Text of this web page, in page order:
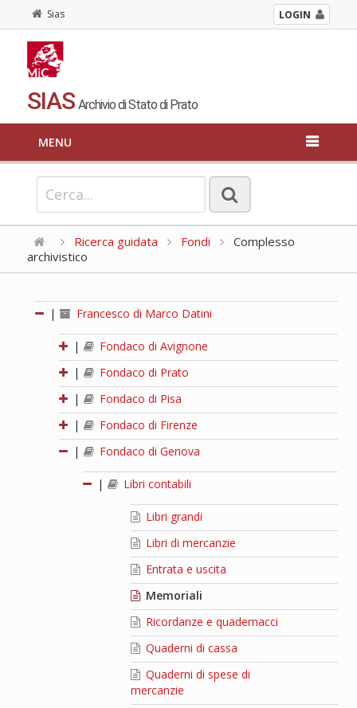
Sias LOGIN
SIAS Archivio di Stato di Prato
MENU
Ricerca guidata Fondi
Complesso
archivistico
| Francesco di Marco Datini
|
Fondaco di Avignone
|
Fondaco di Prato
|
Fondaco di Pisa
|
Fondaco di Firenze
|
Fondaco di Genova
| Libri contabili
Libri grandi
Libri di mercanzie
Entrata e uscita
Memoriali
Ricordanze e quadernacci
Quaderni di cassa
Quaderni di spese di
mercanzie